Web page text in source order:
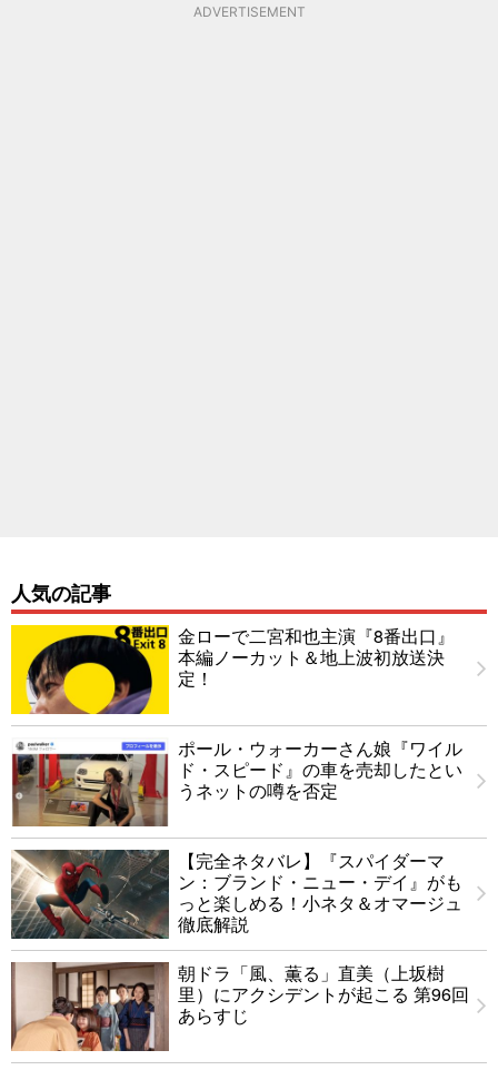
ADVERTISEMENT
人気の記事
金ローで二宮和也主演『8番出口』
本編ノーカット＆地上波初放送決
定！
ポール・ウォーカーさん娘『ワイル
ド・スピード』の車を売却したとい
うネットの噂を否定
【完全ネタバレ】『スパイダーマ
ン：ブランド・ニュー・デイ』がも
っと楽しめる！小ネタ＆オマージュ
徹底解説
朝ドラ「風、薫る」直美（上坂樹
里）にアクシデントが起こる 第96回
あらすじ